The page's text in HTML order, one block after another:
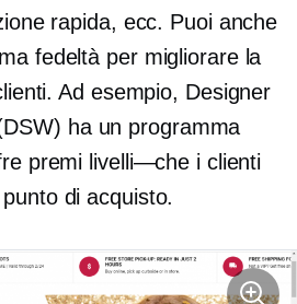
rapida, ecc. Puoi anche
fedeltà per migliorare la
Ad esempio, Designer
ha un programma
premi livelli—che i clienti
di acquisto.